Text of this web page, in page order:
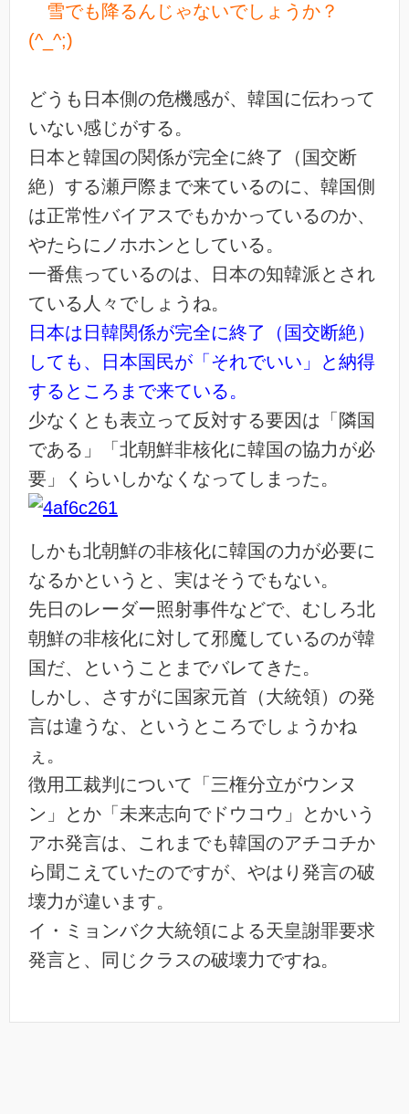
雪でも降るんじゃないでしょうか？
(^_^;)
どうも日本側の危機感が、韓国に伝わって
いない感じがする。
日本と韓国の関係が完全に終了（国交断
絶）する瀬戸際まで来ているのに、韓国側
は正常性バイアスでもかかっているのか、
やたらにノホホンとしている。
一番焦っているのは、日本の知韓派とされ
ている人々でしょうね。
日本は日韓関係が完全に終了（国交断絶）
しても、日本国民が「それでいい」と納得
するところまで来ている。
少なくとも表立って反対する要因は「隣国
である」「北朝鮮非核化に韓国の協力が必
要」くらいしかなくなってしまった。
しかも北朝鮮の非核化に韓国の力が必要に
なるかというと、実はそうでもない。
先日のレーダー照射事件などで、むしろ北
朝鮮の非核化に対して邪魔しているのが韓
国だ、ということまでバレてきた。
しかし、さすがに国家元首（大統領）の発
言は違うな、というところでしょうかね
ぇ。
徴用工裁判について「三権分立がウンヌ
ン」とか「未来志向でドウコウ」とかいう
アホ発言は、これまでも韓国のアチコチか
ら聞こえていたのですが、やはり発言の破
壊力が違います。
イ・ミョンバク大統領による天皇謝罪要求
発言と、同じクラスの破壊力ですね。